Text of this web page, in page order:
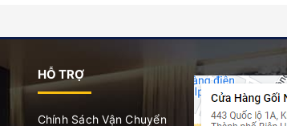
HỖ TRỢ
Chính Sách Vận Chuyển